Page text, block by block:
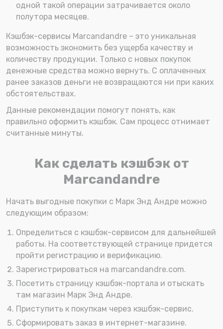
одной такой операции затрачивается около
полутора месяцев.
Кэшбэк-сервисы Marcandandre – это уникальная
возможность экономить без ущерба качеству и
количеству продукции. Только с новых покупок
денежные средства можно вернуть. С оплаченных
ранее заказов деньги не возвращаются ни при каких
обстоятельствах.
Данные рекомендации помогут понять, как
правильно оформить кэшбэк. Сам процесс отнимает
считанные минуты.
Как сделать кэшбэк от
Marcandandre
Начать выгодные покупки с Марк Энд Андре можно
следующим образом:
Определиться с кэшбэк-сервисом для дальнейшей
работы. На соответствующей странице придется
пройти регистрацию и верификацию.
Зарегистрироваться на marcandandre.com.
Посетить страницу кэшбэк-портала и отыскать
там магазин Марк Энд Андре.
Приступить к покупкам через кэшбэк-сервис.
Сформировать заказ в интернет-магазине.